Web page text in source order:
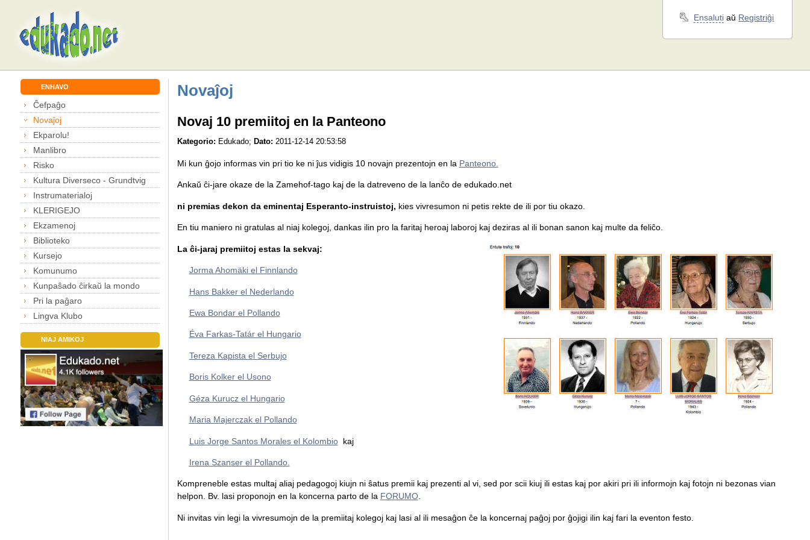
Ensaluti aŭ Registriĝi
ENHAVO
Ĉefpaĝo
Novaĵoj
Ekparolu!
Manlibro
Risko
Kultura Diverseco - Grundtvig
Instrumaterialoj
KLERIGEJO
Ekzamenoj
Biblioteko
Kursejo
Komunumo
Kunpaŝado ĉirkaŭ la mondo
Pri la paĝaro
Lingva Klubo
NIAJ AMIKOJ
Novaĵoj
Novaj 10 premiitoj en la Panteono
Kategorio: Edukado; Dato: 2011-12-14 20:53:58
Mi kun ĝojo informas vin pri tio ke ni ĵus vidigis 10 novajn prezentojn en la Panteono.
Ankaŭ ĉi-jare okaze de la Zamehof-tago kaj de la datreveno de la lanĉo de edukado.net
ni premias dekon da eminentaj Esperanto-instruistoj, kies vivresumon ni petis rekte de ili por tiu okazo.
En tiu maniero ni gratulas al niaj kolegoj, dankas ilin pro la faritaj heroaj laboroj kaj deziras al ili bonan sanon kaj multe da feliĉo.
La ĉi-jaraj premiitoj estas la sekvaj:
Jorma Ahomäki el Finnlando
Hans Bakker el Nederlando
Ewa Bondar el Pollando
Éva Farkas-Tatár el Hungario
Tereza Kapista el Serbujo
Boris Kolker el Usono
Géza Kurucz el Hungario
Maria Majerczak el Pollando
Luis Jorge Santos Morales el Kolombiokaj
Irena Szanser el Pollando.
Kompreneble estas multaj aliaj pedagogoj kiujn ni ŝatus premii kaj prezenti al vi, sed por scii kiuj ili estas kaj por akiri pri ili informojn kaj fotojn ni bezonas vian
helpon. Bv. lasi proponojn en la koncerna parto de la FORUMO.
Ni invitas vin legi la vivresumojn de la premiitaj kolegoj kaj lasi al ili mesaĝon ĉe la koncernaj paĝoj por ĝojigi ilin kaj fari la eventon festo.